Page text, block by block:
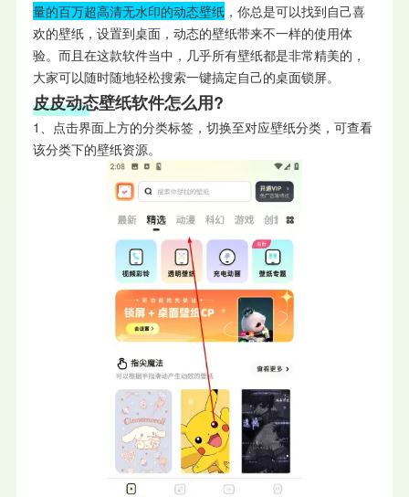
量的百万超高清无水印的动态壁纸，你总是可以找到自己喜
欢的壁纸，设置到桌面，动态的壁纸带来不一样的使用体
验。而且在这款软件当中，几乎所有壁纸都是非常精美的，
大家可以随时随地轻松搜索一键搞定自己的桌面锁屏。
皮皮动态壁纸软件怎么用?
1、点击界面上方的分类标签，切换至对应壁纸分类，可查看
该分类下的壁纸资源。